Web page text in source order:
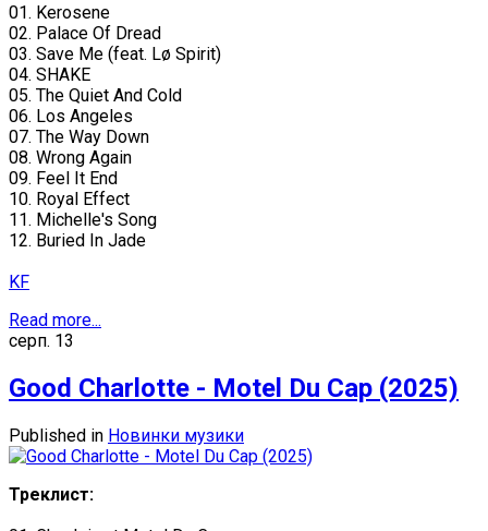
01. Kerosene
02. Palace Of Dread
03. Save Me (feat. Lø Spirit)
04. SHAKE
05. The Quiet And Cold
06. Los Angeles
07. The Way Down
08. Wrong Again
09. Feel It End
10. Royal Effect
11. Michelle's Song
12. Buried In Jade
KF
Read more...
серп. 13
Good Charlotte - Motel Du Cap (2025)
Published in Новинки музики
Треклист: